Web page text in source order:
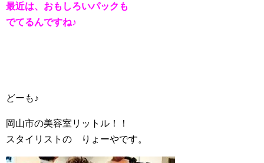
最近は、おもしろいパックも
でてるんですね♪
どーも♪
岡山市の美容室リットル！！
スタイリストの りょーやです。